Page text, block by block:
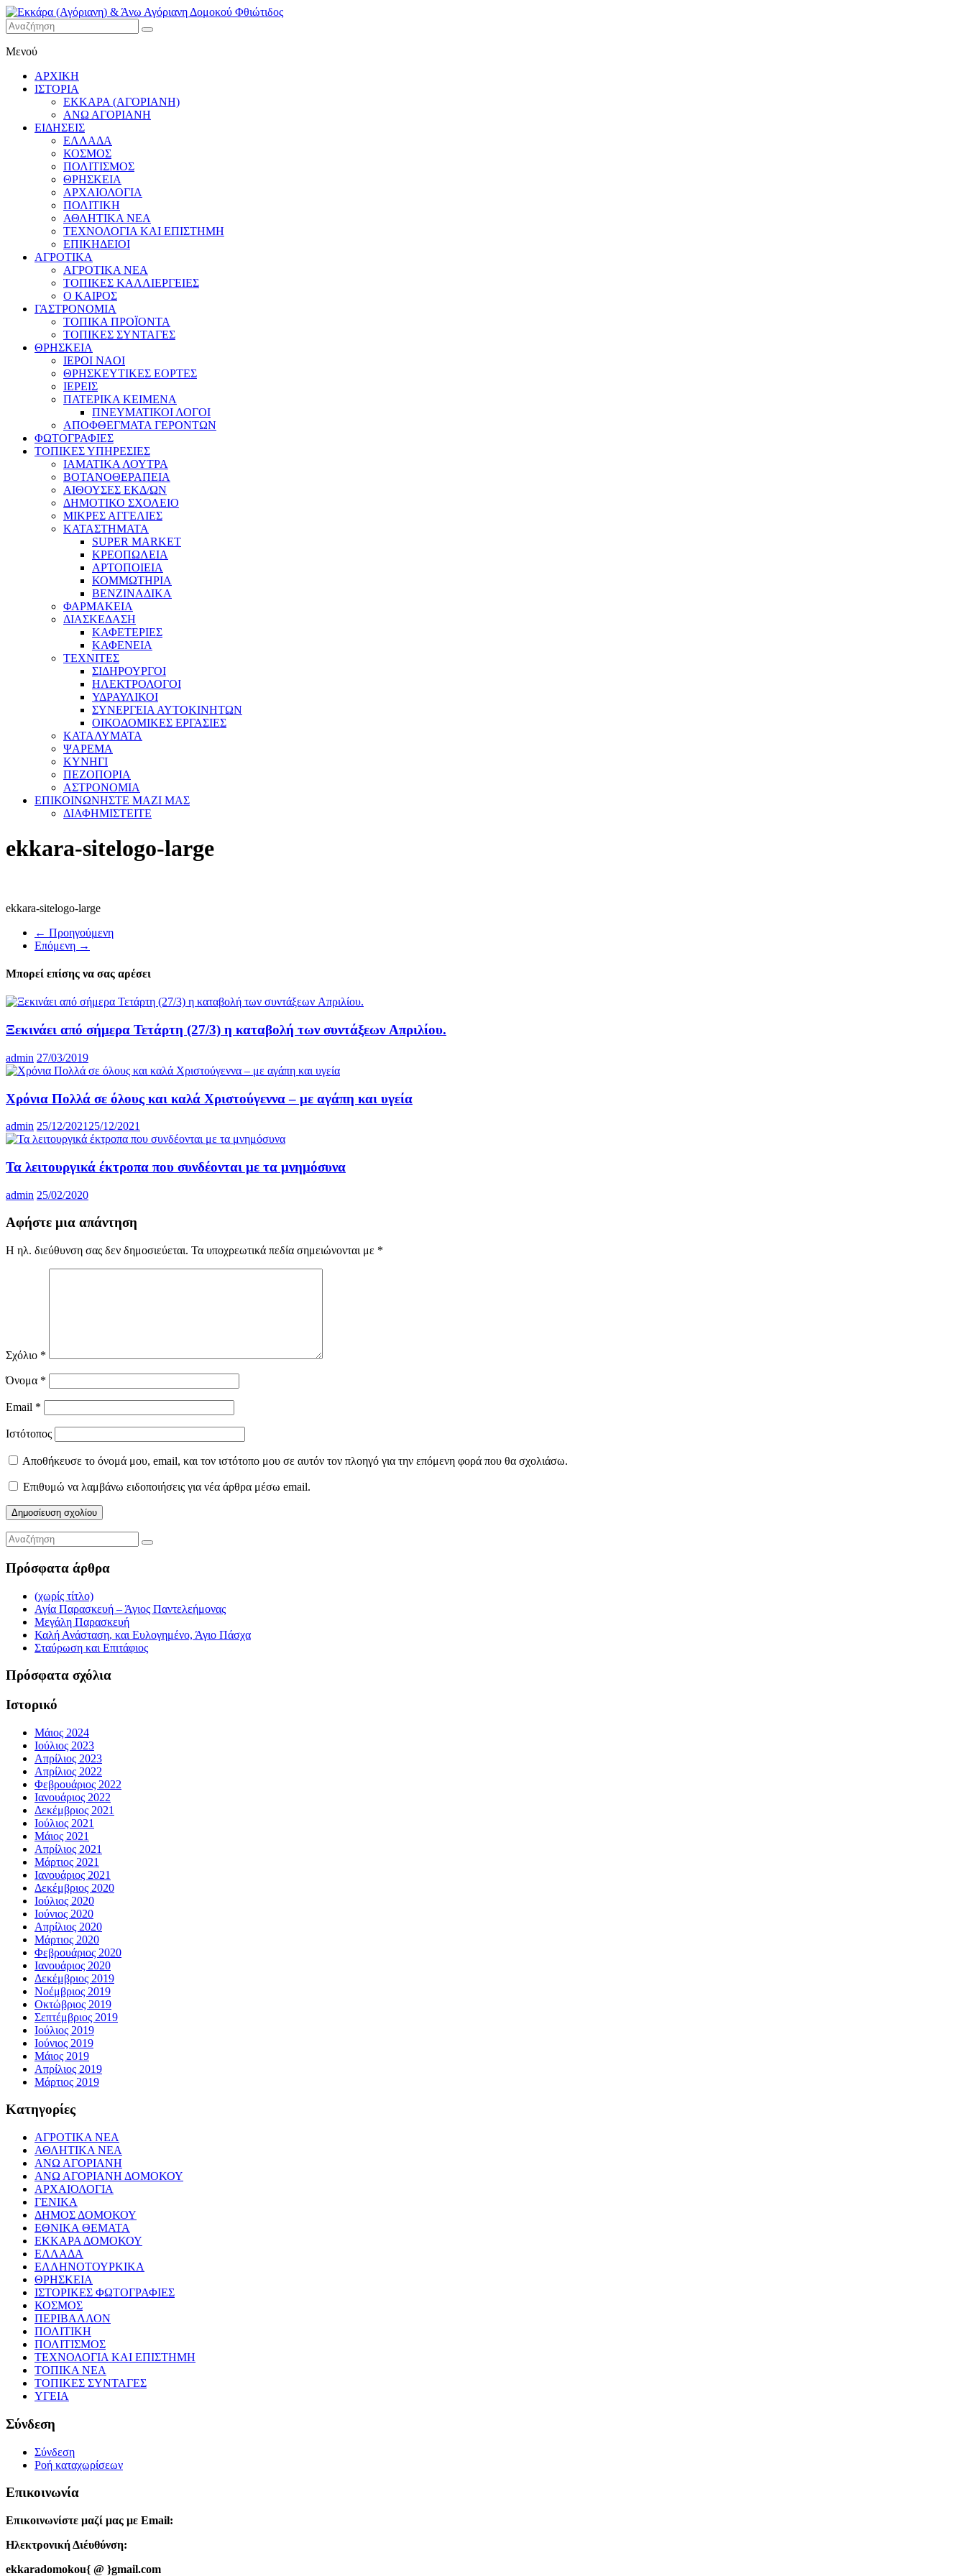
Εκκάρα
(Αγόριανη)
& Άνω
Αγόριανη
Δομοκού
Φθιώτιδος
Μενού
ΑΡΧΙΚΗ
ΙΣΤΟΡΙΑ
ΕΚΚΑΡΑ (ΑΓΟΡΙΑΝΗ)
ΑΝΩ ΑΓΟΡΙΑΝΗ
ΕΙΔΗΣΕΙΣ
ΕΛΛΑΔΑ
ΚΟΣΜΟΣ
ΠΟΛΙΤΙΣΜΟΣ
ΘΡΗΣΚΕΙΑ
ΑΡΧΑΙΟΛΟΓΙΑ
ΠΟΛΙΤΙΚΗ
ΑΘΛΗΤΙΚΑ ΝΕΑ
ΤΕΧΝΟΛΟΓΙΑ ΚΑΙ ΕΠΙΣΤΗΜΗ
ΕΠΙΚΗΔΕΙΟΙ
ΑΓΡΟΤΙΚΑ
ΑΓΡΟΤΙΚΑ ΝΕΑ
ΤΟΠΙΚΕΣ ΚΑΛΛΙΕΡΓΕΙΕΣ
Ο ΚΑΙΡΟΣ
ΓΑΣΤΡΟΝΟΜΙΑ
ΤΟΠΙΚΑ ΠΡΟΪΟΝΤΑ
ΤΟΠΙΚΕΣ ΣΥΝΤΑΓΕΣ
ΘΡΗΣΚΕΙΑ
IEPOI NAOI
ΘΡΗΣΚΕΥΤΙΚΕΣ ΕΟΡΤΕΣ
ΙΕΡΕΙΣ
ΠΑΤΕΡΙΚΑ ΚΕΙΜΕΝΑ
ΠΝΕΥΜΑΤΙΚΟΙ ΛΟΓΟΙ
ΑΠΟΦΘΕΓΜΑΤΑ ΓΕΡΟΝΤΩΝ
ΦΩΤΟΓΡΑΦΙΕΣ
ΤΟΠΙΚΕΣ ΥΠΗΡΕΣΙΕΣ
ΙΑΜΑΤΙΚΑ ΛΟΥΤΡΑ
ΒΟΤΑΝΟΘΕΡΑΠΕΙΑ
ΑΙΘΟΥΣΕΣ ΕΚΔ/ΩΝ
ΔΗΜΟΤΙΚΟ ΣΧΟΛΕΙΟ
ΜΙΚΡΕΣ ΑΓΓΕΛΙΕΣ
ΚΑΤΑΣΤΗΜΑΤΑ
SUPER MARKET
ΚΡΕΟΠΩΛΕΙΑ
ΑΡΤΟΠΟΙΕΙΑ
ΚΟΜΜΩΤΗΡΙΑ
ΒΕΝΖΙΝΑΔΙΚΑ
ΦΑΡΜΑΚΕΙΑ
ΔΙΑΣΚΕΔΑΣΗ
ΚΑΦΕΤΕΡΙΕΣ
ΚΑΦΕΝΕΙΑ
ΤΕΧΝΙΤΕΣ
ΣΙΔΗΡΟΥΡΓΟΙ
ΗΛΕΚΤΡΟΛΟΓΟΙ
ΥΔΡΑΥΛΙΚΟΙ
ΣΥΝΕΡΓΕΙΑ ΑΥΤΟΚΙΝΗΤΩΝ
ΟΙΚΟΔΟΜΙΚΕΣ ΕΡΓΑΣΙΕΣ
ΚΑΤΑΛΥΜΑΤΑ
ΨΑΡΕΜΑ
ΚΥΝΗΓΙ
ΠΕΖΟΠΟΡΙΑ
ΑΣΤΡΟΝΟΜΙΑ
ΕΠΙΚΟΙΝΩΝΗΣΤΕ ΜΑΖΙ ΜΑΣ
ΔΙΑΦΗΜΙΣΤΕΙΤΕ
ekkara-sitelogo-large
ekkara-sitelogo-large
← Προηγούμενη
Επόμενη →
Μπορεί επίσης να σας αρέσει
Ξεκινάει από σήμερα Τετάρτη (27/3) η καταβολή των συντάξεων Απριλίου.
admin 27/03/2019
Χρόνια Πολλά σε όλους και καλά Χριστούγεννα – με αγάπη και υγεία
admin 25/12/2021 25/12/2021
Τα λειτουργικά έκτροπα που συνδέονται με τα μνημόσυνα
admin 25/02/2020
Αφήστε μια απάντηση
Η ηλ. διεύθυνση σας δεν δημοσιεύεται. Τα υποχρεωτικά πεδία σημειώνονται με *
Σχόλιο *
Όνομα *
Email *
Ιστότοπος
Αποθήκευσε το όνομά μου, email, και τον ιστότοπο μου σε αυτόν τον πλοηγό για την επόμενη φορά που θα σχολιάσω.
Επιθυμώ να λαμβάνω ειδοποιήσεις για νέα άρθρα μέσω email.
Πρόσφατα άρθρα
(χωρίς τίτλο)
Αγία Παρασκευή – Άγιος Παντελεήμονας
Μεγάλη Παρασκευή
Καλή Ανάσταση, και Ευλογημένο, Άγιο Πάσχα
Σταύρωση και Επιτάφιος
Πρόσφατα σχόλια
Ιστορικό
Μάιος 2024
Ιούλιος 2023
Απρίλιος 2023
Απρίλιος 2022
Φεβρουάριος 2022
Ιανουάριος 2022
Δεκέμβριος 2021
Ιούλιος 2021
Μάιος 2021
Απρίλιος 2021
Μάρτιος 2021
Ιανουάριος 2021
Δεκέμβριος 2020
Ιούλιος 2020
Ιούνιος 2020
Απρίλιος 2020
Μάρτιος 2020
Φεβρουάριος 2020
Ιανουάριος 2020
Δεκέμβριος 2019
Νοέμβριος 2019
Οκτώβριος 2019
Σεπτέμβριος 2019
Ιούλιος 2019
Ιούνιος 2019
Μάιος 2019
Απρίλιος 2019
Μάρτιος 2019
Kατηγορίες
ΑΓΡΟΤΙΚΑ ΝΕΑ
ΑΘΛΗΤΙΚΑ ΝΕΑ
ΑΝΩ ΑΓΟΡΙΑΝΗ
ΑΝΩ ΑΓΟΡΙΑΝΗ ΔΟΜΟΚΟΥ
ΑΡΧΑΙΟΛΟΓΙΑ
ΓΕΝΙΚΑ
ΔΗΜΟΣ ΔΟΜΟΚΟΥ
ΕΘΝΙΚΑ ΘΕΜΑΤΑ
ΕΚΚΑΡΑ ΔΟΜΟΚΟΥ
ΕΛΛΑΔΑ
ΕΛΛΗΝΟΤΟΥΡΚΙΚΑ
ΘΡΗΣΚΕΙΑ
ΙΣΤΟΡΙΚΕΣ ΦΩΤΟΓΡΑΦΙΕΣ
ΚΟΣΜΟΣ
ΠΕΡΙΒΑΛΛΟΝ
ΠΟΛΙΤΙΚΗ
ΠΟΛΙΤΙΣΜΟΣ
ΤΕΧΝΟΛΟΓΙΑ ΚΑΙ ΕΠΙΣΤΗΜΗ
ΤΟΠΙΚΑ ΝΕΑ
ΤΟΠΙΚΕΣ ΣΥΝΤΑΓΕΣ
ΥΓΕΙΑ
Σύνδεση
Σύνδεση
Ροή καταχωρίσεων
Επικοινωνία
Επικοινωνίστε μαζί μας με Email:
Ηλεκτρονική Διέυθύνση:
ekkaradomokou{ @ }gmail.com